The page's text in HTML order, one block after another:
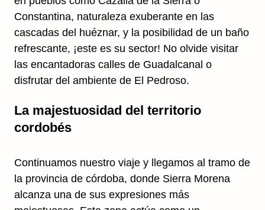
Constantina, naturaleza exuberante en las
cascadas del huéznar, y la posibilidad de un baño
refrescante, ¡este es su sector! No olvide visitar
las encantadoras calles de Guadalcanal o
disfrutar del ambiente de El Pedroso.
La majestuosidad del territorio
cordobés
Continuamos nuestro viaje y llegamos al tramo de
la provincia de córdoba, donde Sierra Morena
alcanza una de sus expresiones más